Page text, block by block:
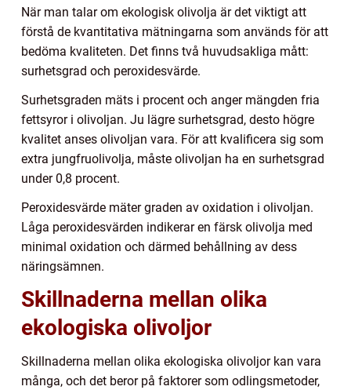
När man talar om ekologisk olivolja är det viktigt att
förstå de kvantitativa mätningarna som används för att
bedöma kvaliteten. Det finns två huvudsakliga mått:
surhetsgrad och peroxidesvärde.
Surhetsgraden mäts i procent och anger mängden fria
fettsyror i olivoljan. Ju lägre surhetsgrad, desto högre
kvalitet anses olivoljan vara. För att kvalificera sig som
extra jungfruolivolja, måste olivoljan ha en surhetsgrad
under 0,8 procent.
Peroxidesvärde mäter graden av oxidation i olivoljan.
Låga peroxidesvärden indikerar en färsk olivolja med
minimal oxidation och därmed behållning av dess
näringsämnen.
Skillnaderna mellan olika
ekologiska olivoljor
Skillnaderna mellan olika ekologiska olivoljor kan vara
många, och det beror på faktorer som odlingsmetoder,